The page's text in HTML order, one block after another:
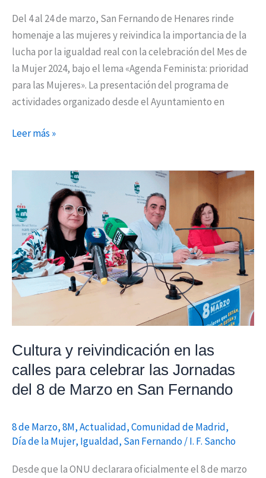
Del 4 al 24 de marzo, San Fernando de Henares rinde
homenaje a las mujeres y reivindica la importancia de la
lucha por la igualdad real con la celebración del Mes de
la Mujer 2024, bajo el lema «Agenda Feminista: prioridad
para las Mujeres». La presentación del programa de
actividades organizado desde el Ayuntamiento en
Leer más »
Cultura y reivindicación en las
calles para celebrar las Jornadas
del 8 de Marzo en San Fernando
8 de Marzo,8M,Actualidad,Comunidad de Madrid,
Día de la Mujer, Igualdad, San Fernando/I. F. Sancho
Desde que la ONU declarara oficialmente el 8 de marzo
reivindicación
en
las
calles
para
celebrar
Jornadas
del
de
Marzo
San
Fernando